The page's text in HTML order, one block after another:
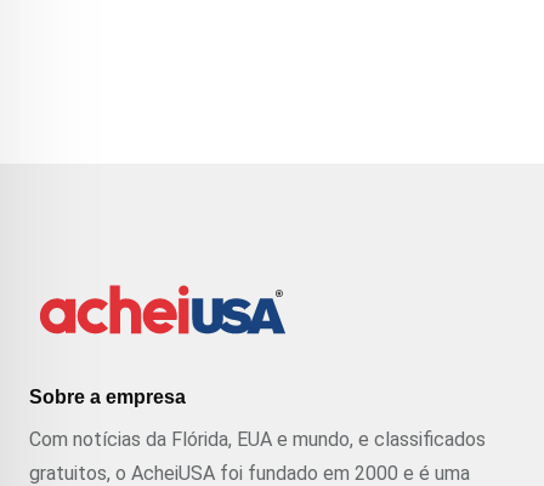
Sobre a empresa
Com notícias da Flórida, EUA e mundo, e classificados
gratuitos, o AcheiUSA foi fundado em 2000 e é uma